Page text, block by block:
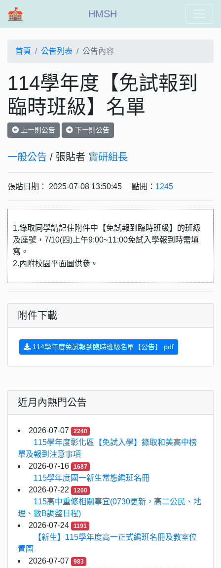
HMSH
首頁 公告列表 公告內容
114學年度【免試報到
臨時班級】名單
上一則公告 下一則公告
一般公告 / 張貼者 實研組長
張貼日期： 2025-07-08 13:50:45 點閱： 1245
1.錄取同學請記住附件中【免試報到臨時班級】的班級
及座號，7/10(四)上午9:00~11:00免試入學報到時需填
寫。
2.內附校園平面圖供參。
附件下載
114學年度免試報到臨時班級名單【公告】.pdf
近月內熱門公告
2026-07-07 2240
115學年度彰化區【免試入學】錄取和美高中榜
單及報到注意事項
2026-07-16
1687
115學年度國一新生常態編班名冊
2026-07-22
1200
115高中重修相關事宜(0730更新，高二公民、地
理、數B調整日程)
2026-07-24
1191
【新生】115學年度高一正式編班名冊及教室位
置圖
2026-07-07
983